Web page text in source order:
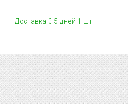
Доставка 3-5 дней 1 шт